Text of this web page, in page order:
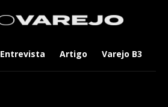
Entrevista Artigo Varejo B3